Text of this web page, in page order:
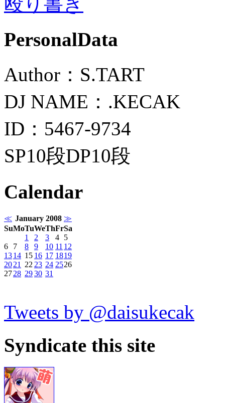
PersonalData
Author：S.TART
DJ NAME：.KECAK
ID：5467-9734
SP10段DP10段
Calendar
≪ January 2008 ≫
SuMoTuWeThFrSa
1
2 3 4 5
6
7 8 9 10 11 12
1314 15 16 17 1819
2021 22 23 24 2526
2728 2930 31
Tweets by @daisukecak
Syndicate this site